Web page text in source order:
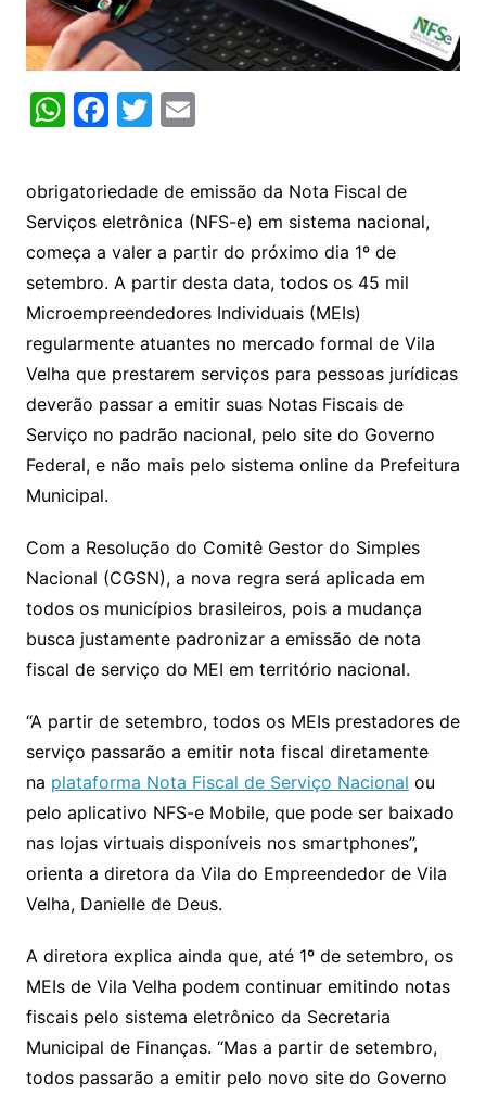
W
at
s
A
p
p
F
c
e
b
o
o
k
T
itt
er
E
ai
l
obrigatoriedade de emissão da Nota Fiscal de
Serviços eletrônica (NFS-e) em sistema nacional,
começa a valer a partir do próximo dia 1º de
setembro. A partir desta data, todos os 45 mil
Microempreendedores Individuais (MEIs)
regularmente atuantes no mercado formal de Vila
Velha que prestarem serviços para pessoas jurídicas
deverão passar a emitir suas Notas Fiscais de
Serviço no padrão nacional, pelo site do Governo
Federal, e não mais pelo sistema online da Prefeitura
Municipal.
Com a Resolução do Comitê Gestor do Simples
Nacional (CGSN), a nova regra será aplicada em
todos os municípios brasileiros, pois a mudança
busca justamente padronizar a emissão de nota
fiscal de serviço do MEI em território nacional.
“A partir de setembro, todos os MEIs prestadores de
serviço passarão a emitir nota fiscal diretamente
na plataforma Nota Fiscal de Serviço Nacional ou
pelo aplicativo NFS-e Mobile, que pode ser baixado
nas lojas virtuais disponíveis nos smartphones”,
orienta a diretora da Vila do Empreendedor de Vila
Velha, Danielle de Deus.
A diretora explica ainda que, até 1º de setembro, os
MEIs de Vila Velha podem continuar emitindo notas
fiscais pelo sistema eletrônico da Secretaria
Municipal de Finanças. “Mas a partir de setembro,
todos passarão a emitir pelo novo site do Governo